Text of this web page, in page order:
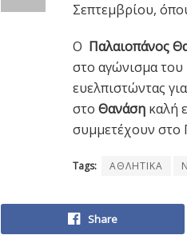
Σεπτεμβρίου,
Ο Παλαιοπάνος
στο αγώνισμα του
ευελπιστώντας
στο Θανάση καλή
συμμετέχουν στο
Tags: ΑΘΛΗΤΙΚΑ
Share